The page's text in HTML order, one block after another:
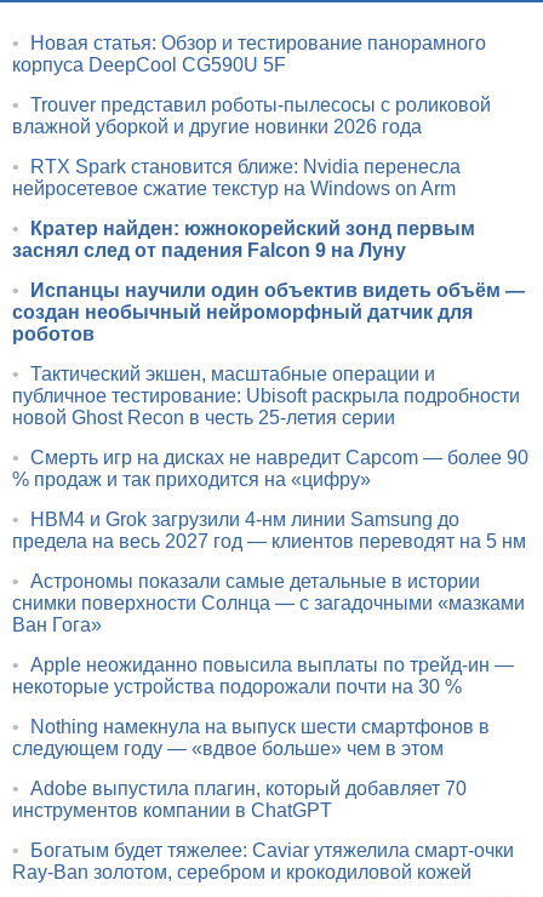
•
Новая статья: Обзор и тестирование панорамного
корпуса DeepCool CG590U 5F
• Trouver представил роботы-пылесосы с роликовой
влажной уборкой и другие новинки 2026 года
•
RTX Spark становится ближе: Nvidia перенесла
нейросетевое сжатие текстур на Windows on Arm
•
Кратер найден: южнокорейский зонд первым
заснял след от падения Falcon 9 на Луну
•
Испанцы научили один объектив видеть объём —
создан необычный нейроморфный датчик для
роботов
• Тактический экшен, масштабные операции и
публичное тестирование: Ubisoft раскрыла подробности
новой Ghost Recon в честь 25-летия серии
• Смерть игр на дисках не навредит Capcom — более 90
% продаж и так приходится на «цифру»
•
HBM4 и Grok загрузили 4-нм линии Samsung до
предела на весь 2027 год — клиентов переводят на 5 нм
• Астрономы показали самые детальные в истории
снимки поверхности Солнца — с загадочными «мазками
Ван Гога»
• Apple неожиданно повысила выплаты по трейд-ин —
некоторые устройства подорожали почти на 30 %
•
Nothing намекнула на выпуск шести смартфонов в
следующем году — «вдвое больше» чем в этом
• Adobe выпустила плагин, который добавляет 70
инструментов компании в ChatGPT
•
Богатым будет тяжелее: Caviar утяжелила смарт-очки
Ray-Ban золотом, серебром и крокодиловой кожей